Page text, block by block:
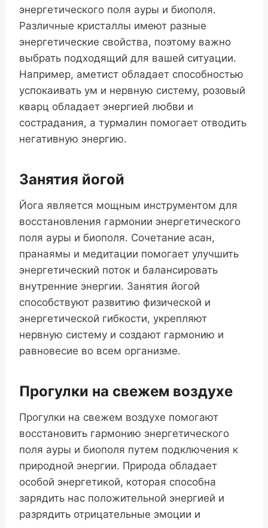
энергетического поля ауры и биополя.
Различные кристаллы имеют разные
энергетические свойства, поэтому важно
выбрать подходящий для вашей ситуации.
Например, аметист обладает способностью
успокаивать ум и нервную систему, розовый
кварц обладает энергией любви и
сострадания, а турмалин помогает отводить
негативную энергию.
Занятия йогой
Йога является мощным инструментом для
восстановления гармонии энергетического
поля ауры и биополя. Сочетание асан,
пранаямы и медитации помогает улучшить
энергетический поток и балансировать
внутренние энергии. Занятия йогой
способствуют развитию физической и
энергетической гибкости, укрепляют
нервную систему и создают гармонию и
равновесие во всем организме.
Прогулки на свежем воздухе
Прогулки на свежем воздухе помогают
восстановить гармонию энергетического
поля ауры и биополя путем подключения к
природной энергии. Природа обладает
особой энергетикой, которая способна
зарядить нас положительной энергией и
разрядить отрицательные эмоции и